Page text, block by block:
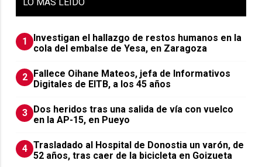
1
Investigan el hallazgo de restos humanos en la
cola del embalse de Yesa, en Zaragoza
2 Fallece Oihane Mateos, jefa de Informativos
Digitales de EITB, a los 45 años
3 Dos heridos tras una salida de vía con vuelco
en la AP-15, en Pueyo
4 Trasladado al Hospital de Donostia un varón, de
52 años, tras caer de la bicicleta en Goizueta